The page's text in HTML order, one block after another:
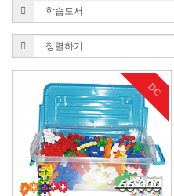
DC
66,000